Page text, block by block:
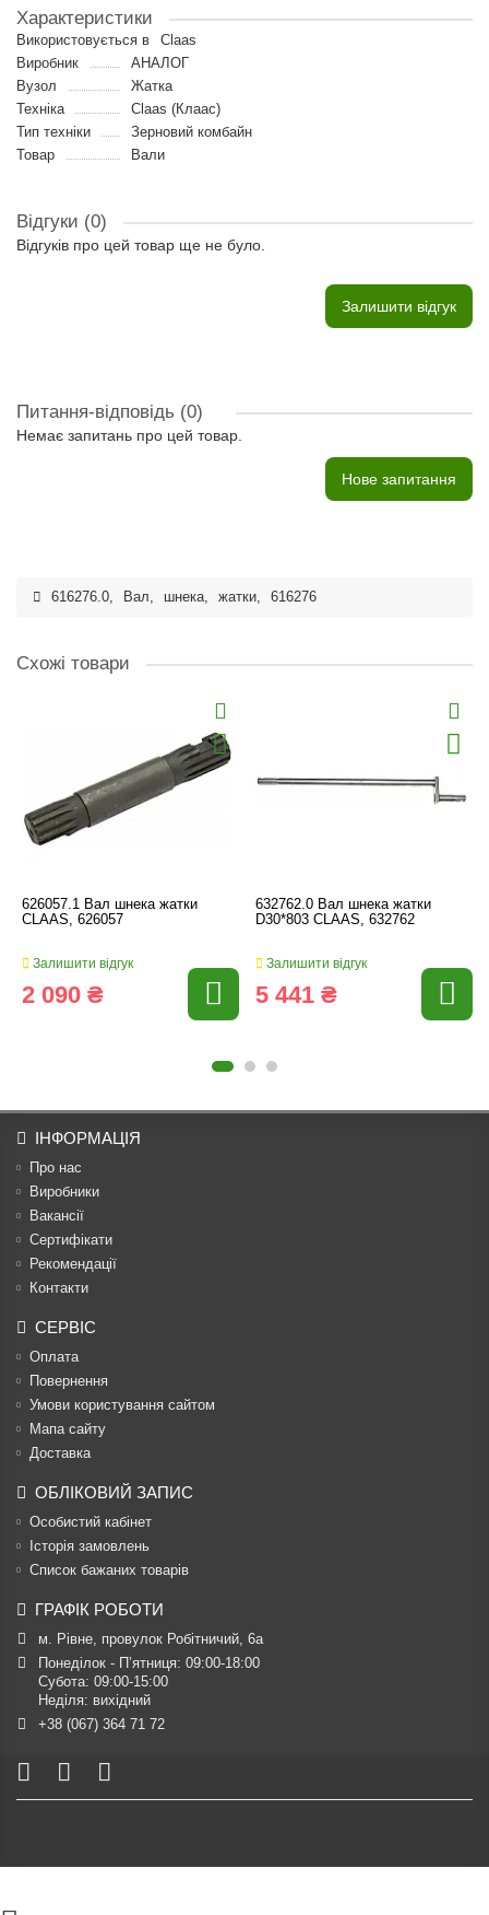
Характеристики
Використовується в
Claas
Виробник
АНАЛОГ
Вузол
Жатка
Техніка
Claas (Клаас)
Тип техніки
Зерновий комбайн
Товар
Вали
Відгуки (0)
Відгуків про цей товар ще не було.
Залишити відгук
Питання-відповідь (0)
Немає запитань про цей товар.
Нове запитання
616276.0, Вал, шнека, жатки, 616276
Схожі товари
626057.1 Вал шнека жатки
CLAAS, 626057
Залишити відгук
2 090 ₴
632762.0 Вал шнека жатки
D30*803 CLAAS, 632762
Залишити відгук
5 441 ₴
ІНФОРМАЦІЯ
Про нас
Виробники
Вакансії
Сертифікати
Рекомендації
Контакти
СЕРВІС
Оплата
Повернення
Умови користування сайтом
Мапа сайту
Доставка
ОБЛІКОВИЙ ЗАПИС
Особистий кабінет
Історія замовлень
Список бажаних товарів
ГРАФІК РОБОТИ
м. Рівне, провулок Робітничий, 6а
Понеділок - П’ятниця: 09:00-18:00
Субота: 09:00-15:00
Неділя: вихідний
+38 (067) 364 71 72